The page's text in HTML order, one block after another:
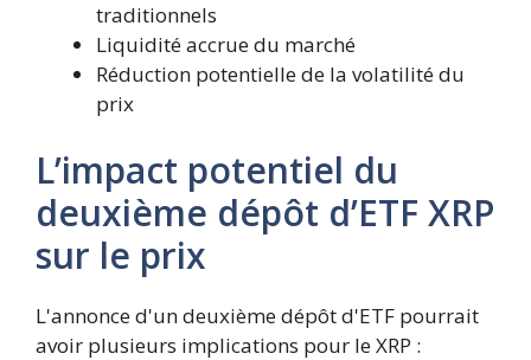
traditionnels
Liquidité accrue du marché
Réduction potentielle de la volatilité du
prix
L’impact potentiel du
deuxième dépôt d’ETF XRP
sur le prix
L'annonce d'un deuxième dépôt d'ETF pourrait
avoir plusieurs implications pour le XRP :